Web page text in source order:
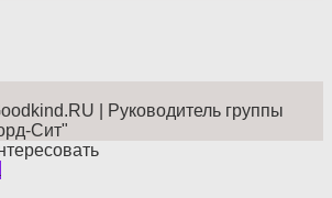
| Руководитель группы
Сит"